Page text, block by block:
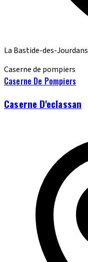
La Bastide-des-Jourdans
Caserne de pompiers
Caserne De Pompiers
Caserne D'eclassan